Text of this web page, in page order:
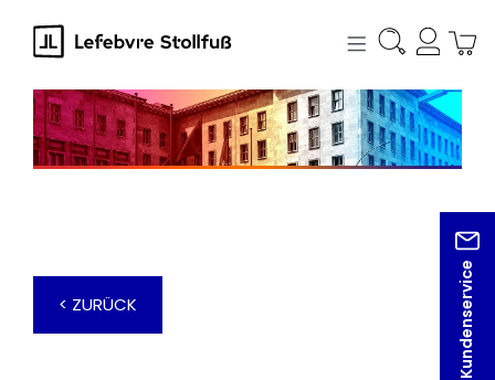
springen
Kundenservice
< ZURÜCK